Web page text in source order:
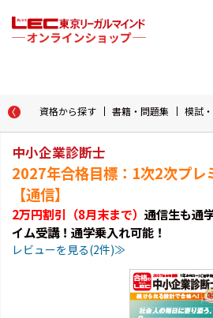
資格から探す 書籍・問題集 模試
中小企業診断士
2027年合格目標：1次2次プレ
【通信】
2万円割引（8月末まで） 通信生も通
イム受講！通学乗入れ可能！
レビューを見る(2件)≫